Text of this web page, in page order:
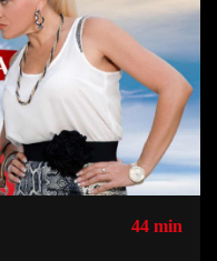
44 min